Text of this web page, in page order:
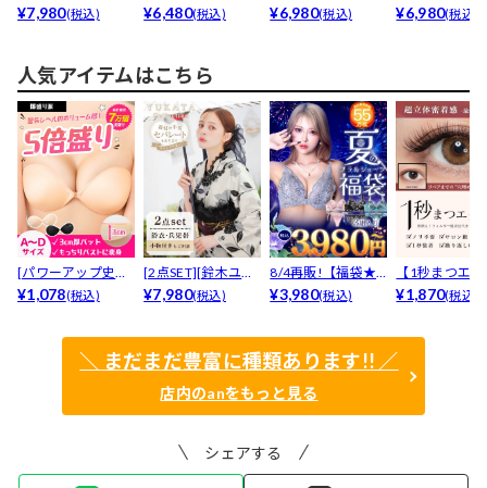
谷間ジップ×ボタ
¥7,980(税込)
【累計販売100...
¥6,480(税込)
コルテ際立つカシ
¥6,980(税込)
ジップ×リボン
¥6,980(税込)
人気アイテムはこちら
[パワーアップ史上
最強5倍盛りアップ
¥1,078(税込)
[2点SET][鈴木ユリ
ア(baby)...
¥7,980(税込)
8/4再販!【福袋★
ブラセット3点
¥3,980(税込)
【1秒まつエ
リュームタイ
¥1,870(税込)
＼ まだまだ豊富に種類あります!! ／
店内のanをもっと見る
シェアする